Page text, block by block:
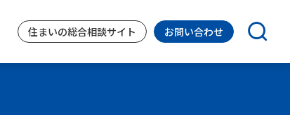
住まいの総合相談サイト お問い合わせ